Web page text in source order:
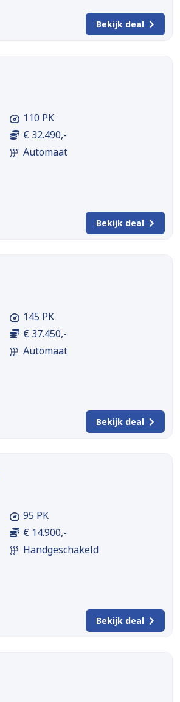
Bekijk deal
110 PK
€ 32.490,-
Automaat
Bekijk deal
145 PK
€ 37.450,-
Automaat
Bekijk deal
95 PK
€ 14.900,-
Handgeschakeld
Bekijk deal